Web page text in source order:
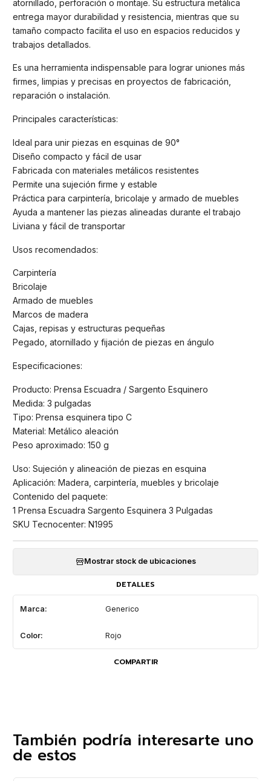
atornillado, perforación o montaje. Su estructura metálica
entrega mayor durabilidad y resistencia, mientras que su
tamaño compacto facilita el uso en espacios reducidos y
trabajos detallados.
Es una herramienta indispensable para lograr uniones más
firmes, limpias y precisas en proyectos de fabricación,
reparación o instalación.
Principales características:
Ideal para unir piezas en esquinas de 90°
Diseño compacto y fácil de usar
Fabricada con materiales metálicos resistentes
Permite una sujeción firme y estable
Práctica para carpintería, bricolaje y armado de muebles
Ayuda a mantener las piezas alineadas durante el trabajo
Liviana y fácil de transportar
Usos recomendados:
Carpintería
Bricolaje
Armado de muebles
Marcos de madera
Cajas, repisas y estructuras pequeñas
Pegado, atornillado y fijación de piezas en ángulo
Especificaciones:
Producto: Prensa Escuadra / Sargento Esquinero
Medida: 3 pulgadas
Tipo: Prensa esquinera tipo C
Material: Metálico aleación
Peso aproximado: 150 g
Uso: Sujeción y alineación de piezas en esquina
Aplicación: Madera, carpintería, muebles y bricolaje
Contenido del paquete:
1 Prensa Escuadra Sargento Esquinera 3 Pulgadas
SKU Tecnocenter: N1995
Mostrar stock de ubicaciones
DETALLES
Marca: Generico
Color: Rojo
COMPARTIR
También podría interesarte uno
de estos